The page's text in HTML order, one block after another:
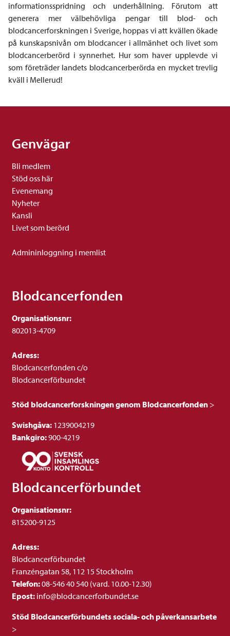
informationsspridning och underhållning. Förutom att
generera mer välbehövliga pengar till blod- och
blodcancerforskningen i Sverige, hoppas vi att kvällen ökade
på kunskapsnivån om blodcancer i allmänhet och livet som
blodcancerberörd i synnerhet. Hur som haver upplevde vi
som företräder landets blodcancerberörda en mycket trevlig
kväll i Mellerud!
Genvägar
Bli medlem
Stöd oss här
Evenemang
Nyheter
Kansli
Livet som berörd
Admininloggning i memlist
Blodcancerfonden
Organisationsnr:
802013-4709
Adress:
Blodcancerfonden c/o
Blodcancerförbundet
Stöd blodcancerforskningen genom Blodcancerfonden >
Swishgåva: 1239004219
Bankgiro:900-4219
Blodcancerförbundet
Organisationsnr:
815200-9125
Adress:
Blodcancerförbundet
Franzéngatan 58, 112 15 Stockholm
Telefon:08-546 40 540 (vard. 10.00-12.30)
Epost: info@blodcancerforbundet.se
Stöd Blodcancerförbundets sociala- och påverkansarbete
>